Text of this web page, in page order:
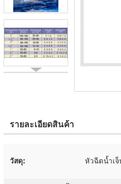
รายละเอียดสินค้า
วัสดุ: หัวฉีดน้ำเจ็